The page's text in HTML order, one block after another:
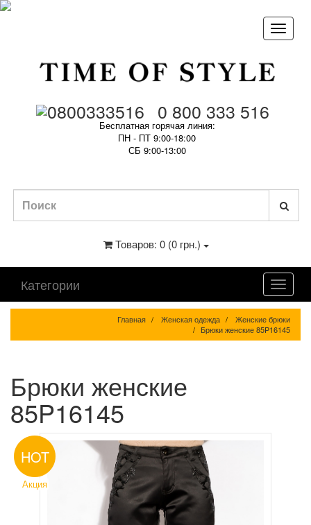
0 800 333 516
Бесплатная горячая линия:
ПН - ПТ 9:00-18:00
СБ 9:00-13:00
Товаров: 0 (0 грн.)
Категории
Главная Женская одежда
Женские брюки
Брюки женские 85P16145
Брюки женские
85P16145
HOT
Акция